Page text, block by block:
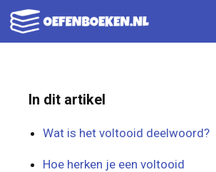
Ga
naar
In dit artikel
Wat is het voltooid deelwoord?
Hoe herken je een voltooid